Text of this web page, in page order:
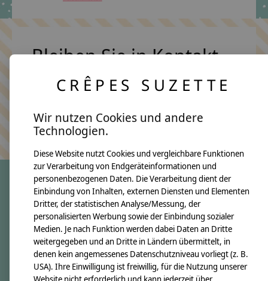
Bleiben Sie in Kontakt
Keine Sorge, wir übertreiben es nicht
crêpes suzette
Über uns
Unsere Creppies
Nähkästchen
Unsere Stoffe
CRÊPES SUZETTE
Wir nutzen Cookies und andere
Technologien.
Diese Website nutzt Cookies und vergleichbare Funktionen
zur Verarbeitung von Endgeräteinformationen und
personenbezogenen Daten. Die Verarbeitung dient der
Einbindung von Inhalten, externen Diensten und Elementen
Dritter, der statistischen Analyse/Messung, der
personalisierten Werbung sowie der Einbindung sozialer
Medien. Je nach Funktion werden dabei Daten an Dritte
weitergegeben und an Dritte in Ländern übermittelt, in
denen kein angemessenes Datenschutzniveau vorliegt (z. B.
USA). Ihre Einwilligung ist freiwillig, für die Nutzung unserer